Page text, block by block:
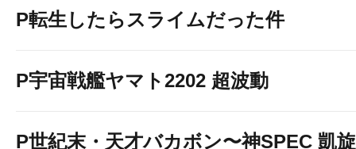
P転生したらスライムだった件
P宇宙戦艦ヤマト2202 超波動
P世紀末・天才バカボン〜神SPEC 凱